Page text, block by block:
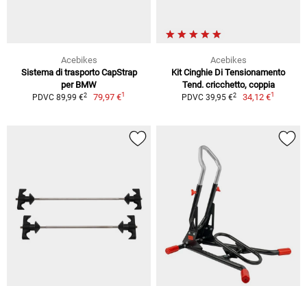
Acebikes
Sistema di trasporto CapStrap
per BMW
PDVC 89,99 €2 79,97 €1
Acebikes
Kit Cinghie Di Tensionamento
Tend. cricchetto, coppia
PDVC 39,95 €2 34,12 €1